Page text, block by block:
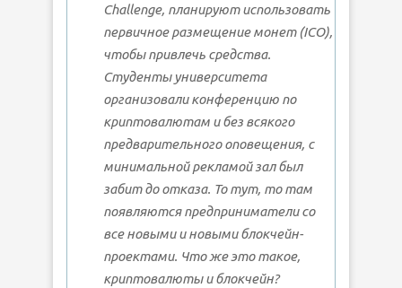
Challenge, планируют использовать
первичное размещение монет (ICO),
чтобы привлечь средства.
Студенты университета
организовали конференцию по
криптовалютам и без всякого
предварительного оповещения, с
минимальной рекламой зал был
забит до отказа. То тут, то там
появляются предприниматели со
все новыми и новыми блокчейн-
проектами. Что же это такое,
криптовалюты и блокчейн?